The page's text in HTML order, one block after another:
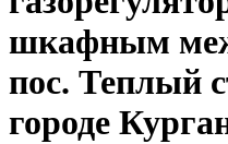
шкафным
пос. Теплый
городе